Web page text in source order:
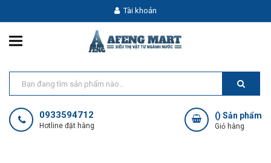
Tài khoản
0933594712
Hotline đặt hàng
() Sản phẩm
Giỏ hàng